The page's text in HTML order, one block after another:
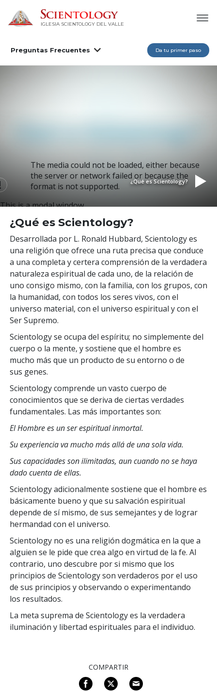
IGLESIA SCIENTOLOGY DEL VALLE
Preguntas Frecuentes Da tu primer paso
¿Qué es Scientology?
This is a modal window.
The media could not be loaded, either because
the server or network failed or because the
format is not supported.
¿Qué es Scientology?
Desarrollada por L. Ronald Hubbard, Scientology es
una religión que ofrece una ruta precisa que conduce
a una completa y certera comprensión de la verdadera
naturaleza espiritual de cada uno, de la relación de
uno consigo mismo, con la familia, con los grupos, con
la humanidad, con todos los seres vivos, con el
universo material, con el universo espiritual y con el
Ser Supremo.
Scientology se ocupa del espíritu; no simplemente del
cuerpo o la mente, y sostiene que el hombre es
mucho más que un producto de su entorno o de
sus genes.
Scientology comprende un vasto cuerpo de
conocimientos que se deriva de ciertas verdades
fundamentales. Las más importantes son:
El Hombre es un ser espiritual inmortal.
Su experiencia va mucho más allá de una sola vida.
Sus capacidades son ilimitadas, aun cuando no se haya
dado cuenta de ellas.
Scientology adicionalmente sostiene que el hombre es
básicamente bueno y que su salvación espiritual
depende de sí mismo, de sus semejantes y de lograr
hermandad con el universo.
Scientology no es una religión dogmática en la que a
alguien se le pide que crea algo en virtud de la fe. Al
contrario, uno descubre por si mismo que los
principios de Scientology son verdaderos por el uso
de sus principios y observando o experimentando
los resultados.
La meta suprema de Scientology es la verdadera
iluminación y libertad espirituales para el individuo.
COMPARTIR